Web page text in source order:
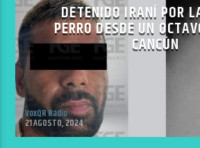
DETENIDO IRANÍ POR
PERRO DESDE UN
CANCÚN
VoxQR Radio
21 AGOSTO, 2024